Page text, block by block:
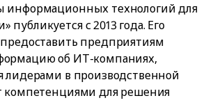
информационных технологий для
с 2013 года. Его
предприятиям
об ИТ-компаниях,
лидерами в производственной
компетенциями для решения